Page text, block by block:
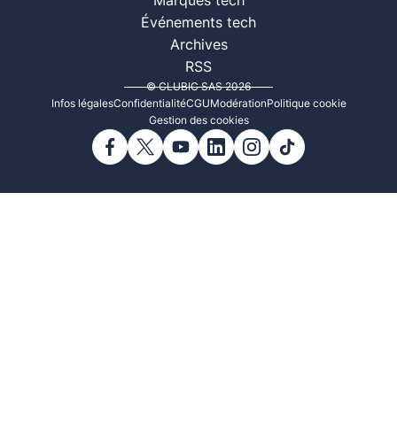
Événements tech
Archives
RSS
© CLUBIC SAS 2026
Infos légalesConfidentialitéCGUModérationPolitique cookie
Gestion des cookies